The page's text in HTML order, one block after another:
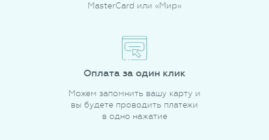
MasterCard или «Мир»
Оплата за один клик
Можем запомнить вашу карту и
вы будете проводить платежи
в одно нажатие